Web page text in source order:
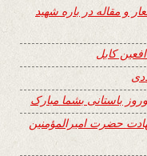
و مقاله در باره شهید
کابل
باستانی بشما مبارک
حضرت امیرالمؤمنین